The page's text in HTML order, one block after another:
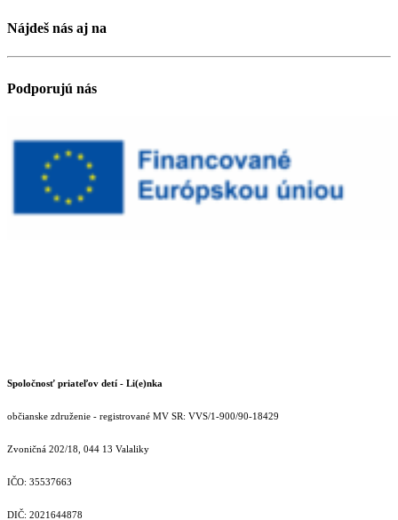
Nájdeš nás aj na
Podporujú nás
Spoločnosť priateľov detí - Li(e)nka
občianske združenie - registrované MV SR: VVS/1-900/90-18429
Zvoničná 202/18, 044 13 Valaliky
IČO: 35537663
DIČ: 2021644878